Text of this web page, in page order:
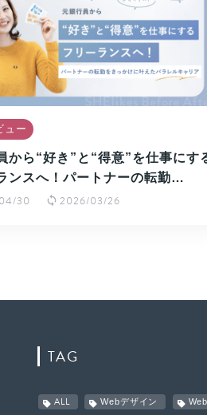
ュー
から“好き”と“得意”を仕事にす
ンスへ！パートナーの転勤…
30 2026/03/26
TAG
ALL Webデザイン